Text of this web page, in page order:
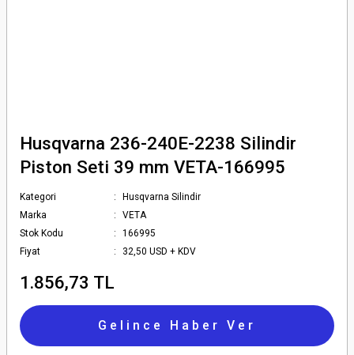
Husqvarna 236-240E-2238 Silindir
Piston Seti 39 mm VETA-166995
Kategori
Husqvarna Silindir
Marka
VETA
Stok Kodu
166995
Fiyat
32,50 USD + KDV
1.856,73 TL
Gelince Haber Ver